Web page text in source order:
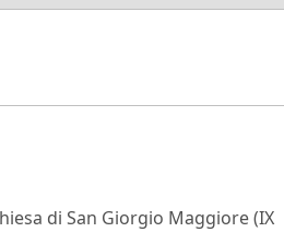
di San Giorgio Maggiore (IX